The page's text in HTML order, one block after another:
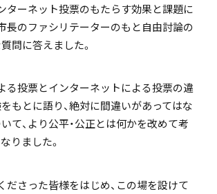
ターネット投票のもたらす効果と課題に
長のファシリテーターのもと自由討論の
問に答えました。
る投票とインターネットによる投票の違
もとに語り、絶対に間違いがあってはな
て、より公平・公正とは何かを改めて考
りました。
ださった皆様をはじめ、この場を設けて
アクラス（AC）